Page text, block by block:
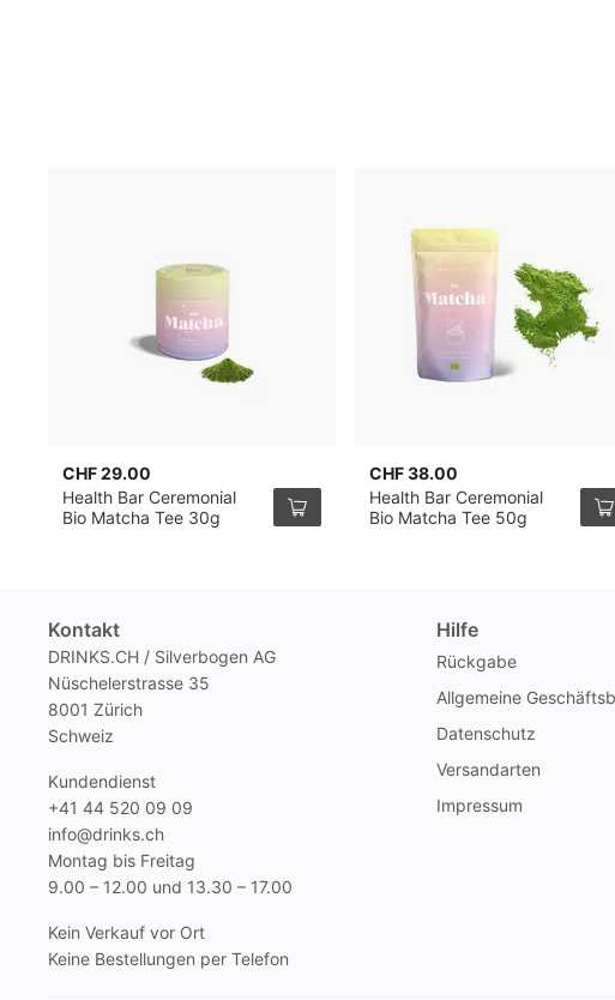
CHF 29.00
Health Bar Ceremonial
Bio Matcha Tee 30g
CHF 38.00
Health Bar Ceremonial
Bio Matcha Tee 50g
Kontakt
DRINKS.CH / Silverbogen AG
Nüschelerstrasse 35
8001 Zürich
Schweiz
Kundendienst
+41 44 520 09 09
info@drinks.ch
Montag bis Freitag
9.00 – 12.00 und 13.30 – 17.00
Kein Verkauf vor Ort
Keine Bestellungen per Telefon
Hilfe
Rückgabe
Allgemeine
Datenschutz
Versandarten
Impressum